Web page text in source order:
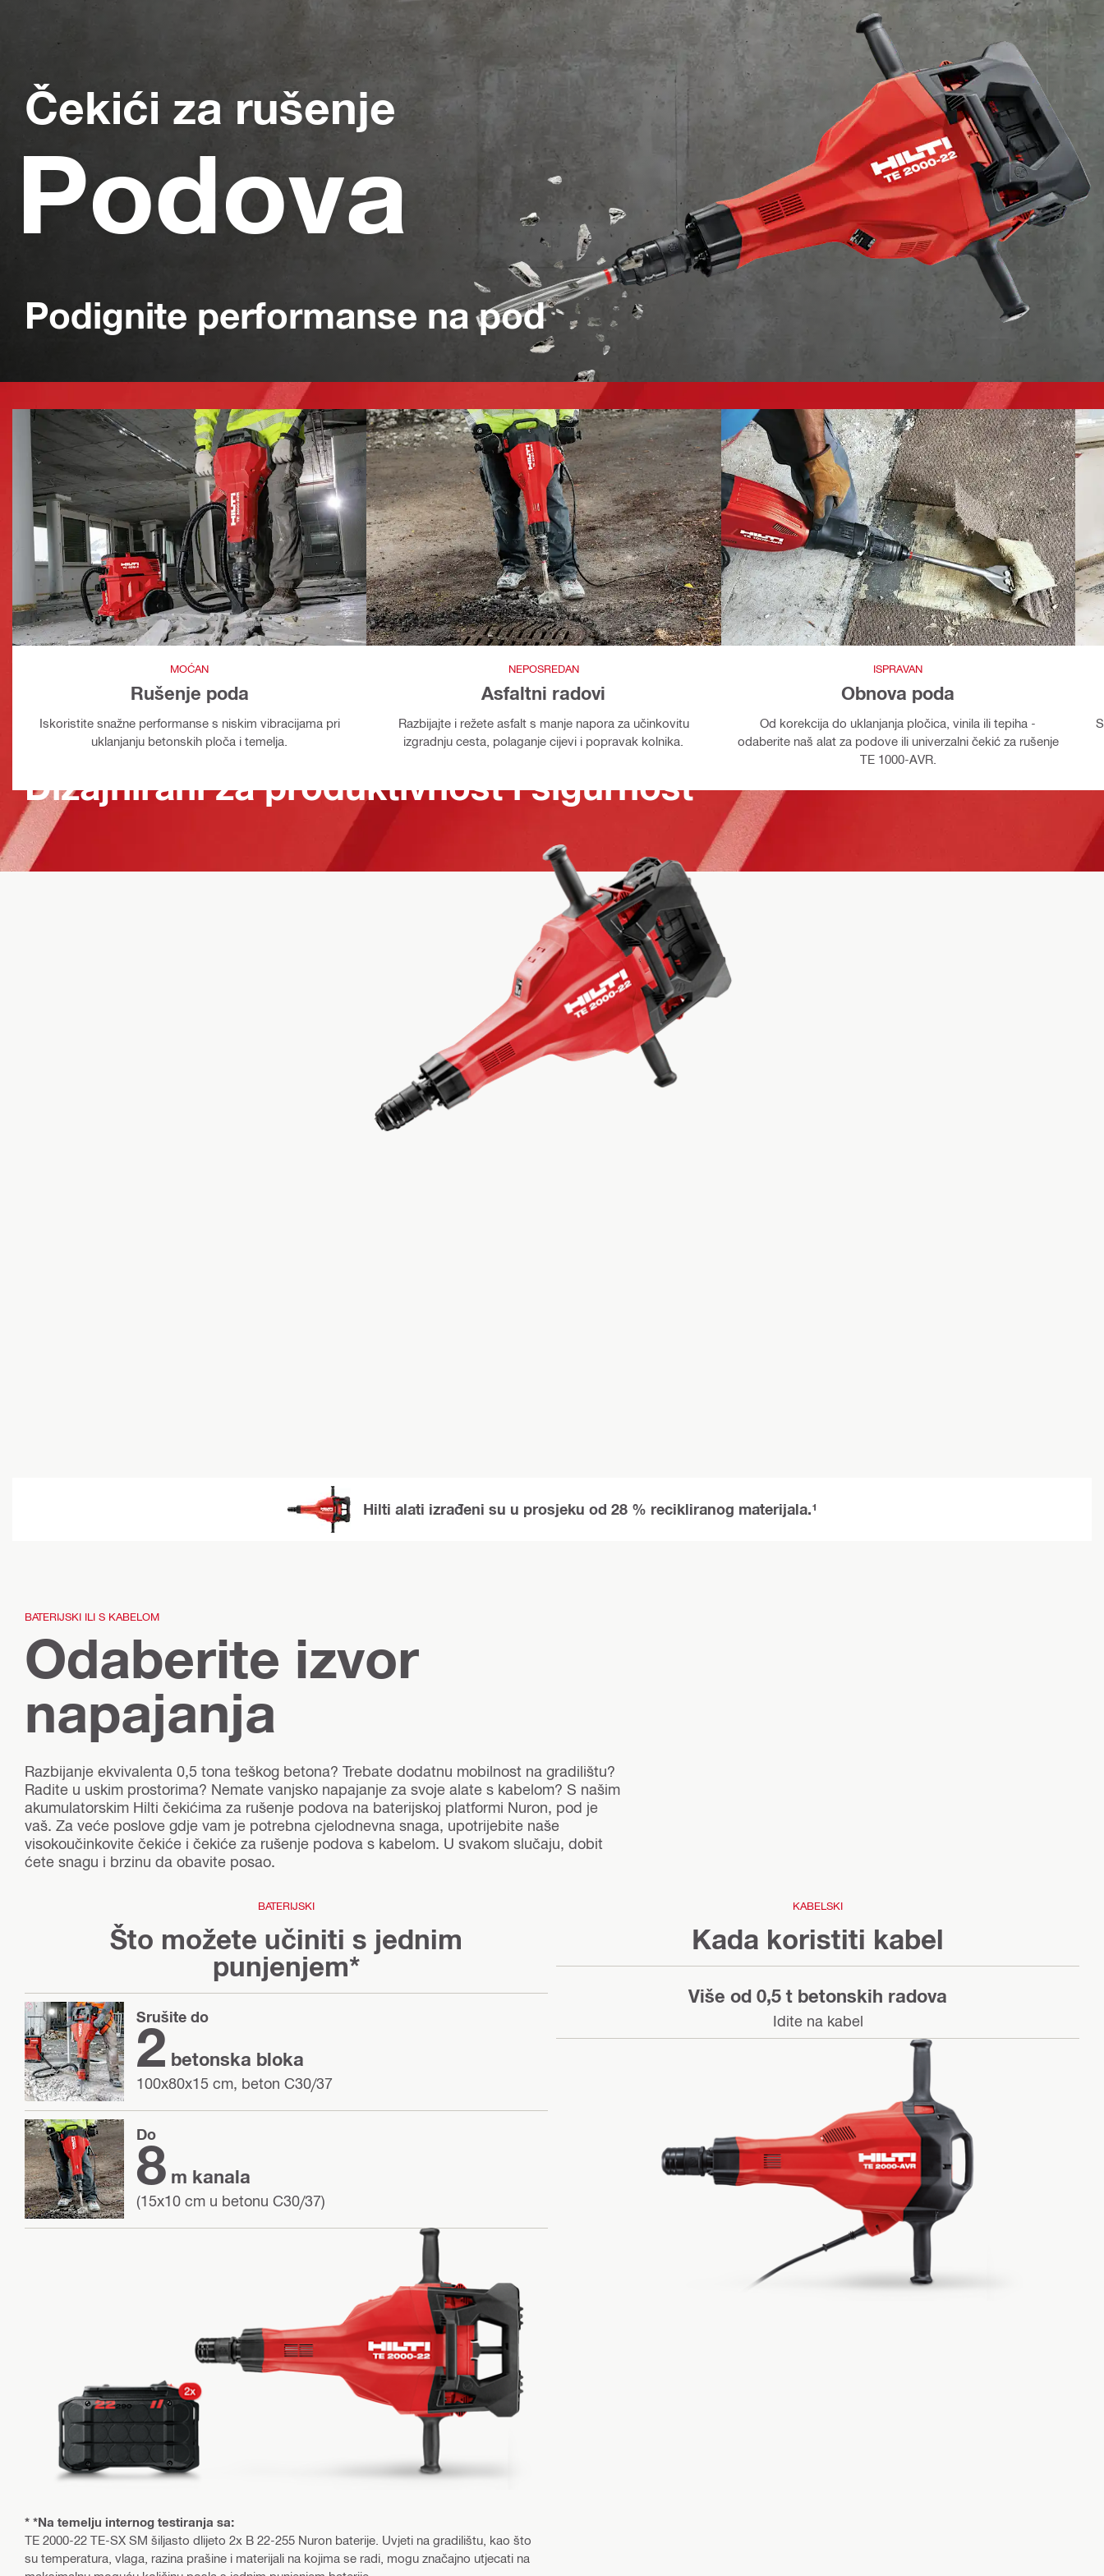
Čekići za rušenje
Podova
Podignite performanse na pod
MOĆAN
Rušenje poda
Iskoristite snažne performanse s niskim vibracijama pri
uklanjanju betonskih ploča i temelja.
NEPOSREDAN
Asfaltni radovi
Razbijajte i režete asfalt s manje napora za učinkovitu
izgradnju cesta, polaganje cijevi i popravak kolnika.
ISPRAVAN
Obnova poda
Od korekcija do uklanjanja pločica, vinila ili tepiha -
odaberite naš alat za podove ili univerzalni čekić za rušenje
TE 1000-AVR.
Dizajnirani za produktivnost i sigurnost
Hilti alati izrađeni su u prosjeku od 28 % recikliranog materijala.¹
BATERIJSKI ILI S KABELOM
Odaberite izvor
napajanja
Razbijanje ekvivalenta 0,5 tona teškog betona? Trebate dodatnu mobilnost na gradilištu?
Radite u uskim prostorima? Nemate vanjsko napajanje za svoje alate s kabelom? S našim
akumulatorskim Hilti čekićima za rušenje podova na baterijskoj platformi Nuron, pod je
vaš. Za veće poslove gdje vam je potrebna cjelodnevna snaga, upotrijebite naše
visokoučinkovite čekiće i čekiće za rušenje podova s kabelom. U svakom slučaju, dobit
ćete snagu i brzinu da obavite posao.
BATERIJSKI
Što možete učiniti s jednim
punjenjem*
Srušite do
2 betonska bloka
100x80x15 cm, beton C30/37
Do
8 m kanala
(15x10 cm u betonu C30/37)
KABELSKI
Kada koristiti kabel
Više od 0,5 t betonskih radova
Idite na kabel
* *Na temelju internog testiranja sa:
ТЕ 2000-22 TE-SX SM šiljasto dlijeto 2x B 22-255 Nuron baterije. Uvjeti na gradilištu, kao što
su temperatura, vlaga, razina prašine i materijali na kojima se radi, mogu značajno utjecati na